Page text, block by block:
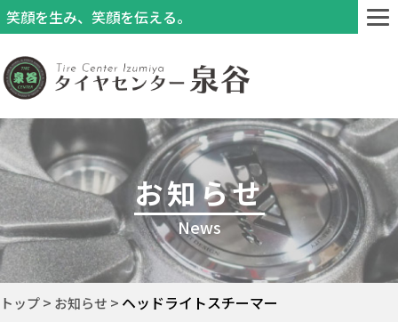
笑顔を生み、笑顔を伝える。
お知らせ
News
トップ お知らせ ヘッドライトスチーマー